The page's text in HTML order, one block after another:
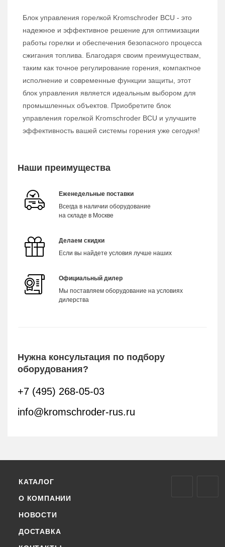
Блок управления горелкой Kromschroder BCU - это
надежное и эффективное решение для оптимизации
работы горелки и обеспечения безопасного процесса
сжигания топлива. Благодаря своим преимуществам,
таким как точное регулирование горения, компактное
исполнение и современные функции защиты, этот
блок управления является идеальным выбором для
промышленных объектов. Приобретите блок
управления горелкой Kromschroder BCU и улучшите
эффективность вашей системы горения уже сегодня!
Наши преимущества
Еженедельные поставки
Всегда в наличии оборудование
на складе в Москве
Делаем скидки
Если вы найдете условия лучше наших
Официальный дилер
Мы поставляем оборудование на условиях
дилерства
Нужна консультация по подбору
оборудования?
+7 (495) 268-05-03
info@kromschroder-rus.ru
КАТАЛОГ
О КОМПАНИИ
НОВОСТИ
ДОСТАВКА